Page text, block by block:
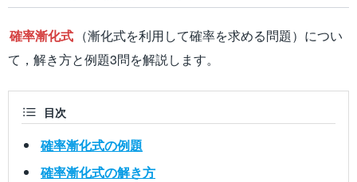
確率漸化式 （漸化式を利用して確率を求める問題）につい
て，解き方と例題3問を解説します。
目次
確率漸化式の例題
確率漸化式の解き方